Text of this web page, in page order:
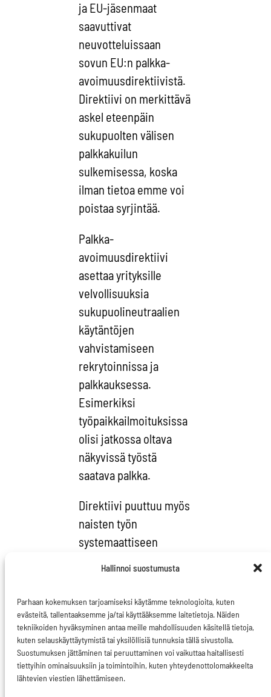
Hallinnoi suostumusta
Parhaan kokemuksen tarjoamiseksi käytämme teknologioita, kuten
evästeitä, tallentaaksemme ja/tai käyttääksemme laitetietoja. Näiden
tekniikoiden hyväksyminen antaa meille mahdollisuuden käsitellä tietoja,
kuten selauskäyttäytymistä tai yksilöllisiä tunnuksia tällä sivustolla.
Suostumuksen jättäminen tai peruuttaminen voi vaikuttaa haitallisesti
tiettyihin ominaisuuksiin ja toimintoihin, kuten yhteydenottolomakkeelta
lähtevien viestien lähettämiseen.
ja EU-jäsenmaat
saavuttivat
neuvotteluissaan
sovun EU:n palkka-
avoimuusdirektiivistä.
Direktiivi on merkittävä
askel eteenpäin
sukupuolten välisen
palkkakuilun
sulkemisessa, koska
ilman tietoa emme voi
poistaa syrjintää.
Palkka-
avoimuusdirektiivi
asettaa yrityksille
velvollisuuksia
sukupuolineutraalien
käytäntöjen
vahvistamiseen
rekrytoinnissa ja
palkkauksessa.
Esimerkiksi
työpaikkailmoituksissa
olisi jatkossa oltava
näkyvissä työstä
saatava palkka.
Direktiivi puuttuu myös
naisten työn
systemaattiseen
samanarvoisten töiden
sellaiset palkkaerot,
jotka eivät ole
selitettävissä
sukupuolesta